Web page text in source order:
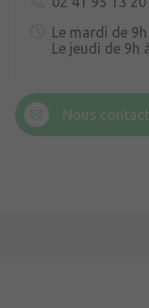
Le mardi de
Le jeudi de 9h
Nous